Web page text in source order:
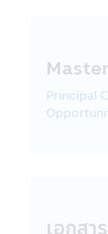
สามารถใ
อื่นๆ เช่น
จากใบสมั
กับท่าน
Principal
เอกสา